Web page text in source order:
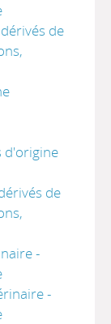
de
d'origine
de
-
-